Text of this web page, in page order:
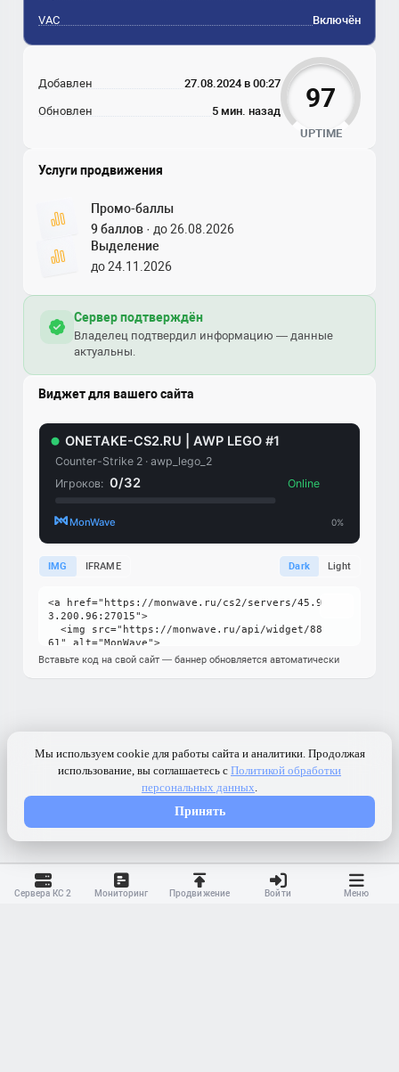
VAC Включён
Добавлен 27.08.2024 в 00:27
Обновлен 5 мин. назад 97
UPTIME
Услуги продвижения
Промо-баллы
9 баллов · до 26.08.2026
Выделение
до 24.11.2026
Сервер подтверждён
Владелец подтвердил информацию — данные
актуальны.
Виджет для вашего сайта
IMG IFRAME Dark Light
Вставьте код на свой сайт — баннер обновляется автоматически
Сервера КС 2 Мониторинг Продвижение Войти Меню